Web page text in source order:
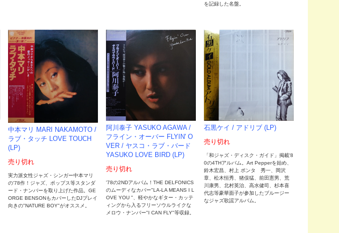
を記録した名盤。
中本マリ MARI NAKAMOTO /
ラブ・タッチ LOVE TOUCH
(LP)
売り切れ
実力派女性ジャズ・シンガー中本マリ
の'78作！ジャズ、ポップス等スタンダ
ード・ナンバーを取り上げた作品。GE
ORGE BENSONもカバーしたDJプレイ
向きの"NATURE BOY"がオススメ。
阿川泰子 YASUKO AGAWA /
フライン・オーバー FLYIN' O
VER / ヤスコ・ラブ・バード
YASUKO LOVE BIRD (LP)
売り切れ
'78の2NDアルバム！THE DELFONICS
のムーディなカバー"LA-LA MEANS I L
OVE YOU "、軽やかなギター・カッテ
ィングから入るフリーソウルライクな
メロウ・ナンバー"I CAN FLY"等収録。
石黒ケイ / アドリブ (LP)
売り切れ
「和ジャズ・ディスク・ガイド」掲載'8
0の4THアルバム。Art Pepperを始め、
鈴木宏昌、村上 ポンタ 秀一、岡沢
章、松木恒秀、猪俣猛、前田憲男、荒
川康男、北村英治、高水健司、杉本喜
代志等豪華面子が参加したブルージー
なジャズ歌謡アルバム。